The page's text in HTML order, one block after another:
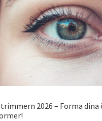
2026 – Forma dina